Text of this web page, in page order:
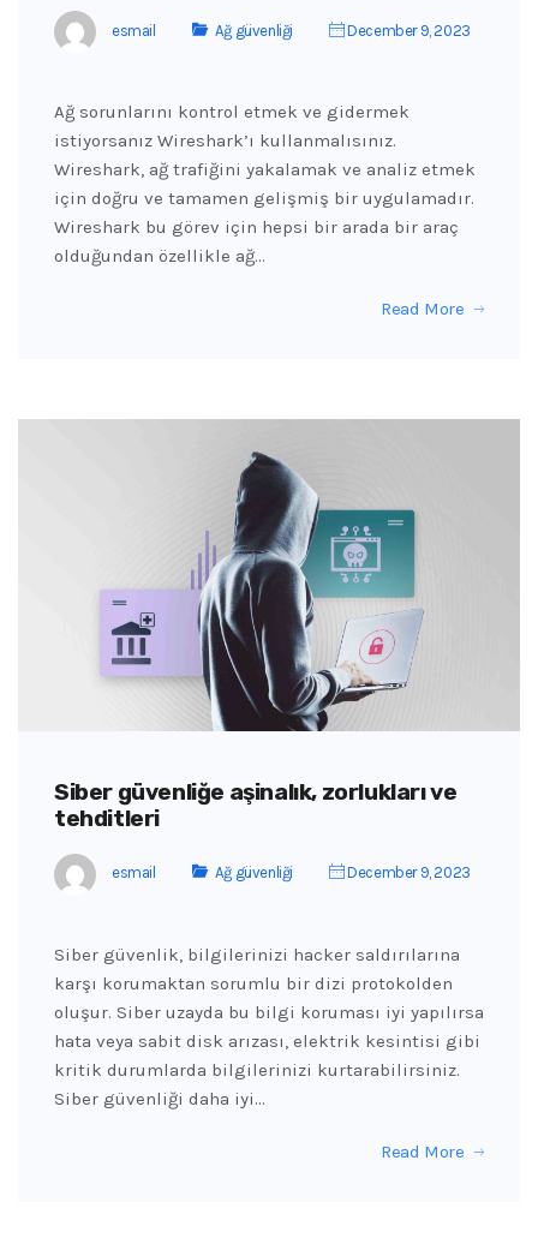
esmail Ağ güvenliği December 9, 2023
Ağ sorunlarını kontrol etmek ve gidermek
istiyorsanız Wireshark’ı kullanmalısınız.
Wireshark, ağ trafiğini yakalamak ve analiz etmek
için doğru ve tamamen gelişmiş bir uygulamadır.
Wireshark bu görev için hepsi bir arada bir araç
olduğundan özellikle ağ…
Read More
Siber güvenliğe aşinalık, zorlukları ve
tehditleri
esmail Ağ güvenliği December 9, 2023
Siber güvenlik, bilgilerinizi hacker saldırılarına
karşı korumaktan sorumlu bir dizi protokolden
oluşur. Siber uzayda bu bilgi koruması iyi yapılırsa
hata veya sabit disk arızası, elektrik kesintisi gibi
kritik durumlarda bilgilerinizi kurtarabilirsiniz.
Siber güvenliği daha iyi…
Read More